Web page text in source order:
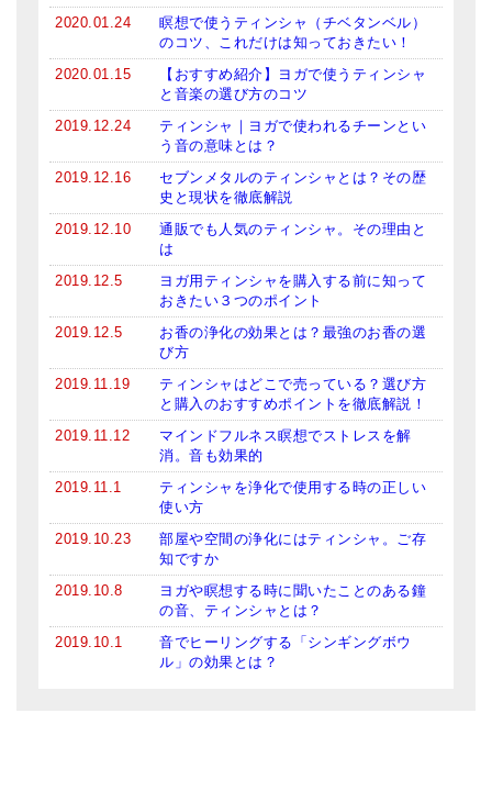
2020.01.24
瞑想で使うティンシャ（チベタンベル）
のコツ、これだけは知っておきたい！
2020.01.15
【おすすめ紹介】ヨガで使うティンシャ
と音楽の選び方のコツ
2019.12.24
ティンシャ｜ヨガで使われるチーンとい
う音の意味とは？
2019.12.16
セブンメタルのティンシャとは？その歴
史と現状を徹底解説
2019.12.10
通販でも人気のティンシャ。その理由と
は
2019.12.5
ヨガ用ティンシャを購入する前に知って
おきたい３つのポイント
2019.12.5
お香の浄化の効果とは？最強のお香の選
び方
2019.11.19
ティンシャはどこで売っている？選び方
と購入のおすすめポイントを徹底解説！
2019.11.12
マインドフルネス瞑想でストレスを解
消。音も効果的
2019.11.1
ティンシャを浄化で使用する時の正しい
使い方
2019.10.23
部屋や空間の浄化にはティンシャ。ご存
知ですか
2019.10.8
ヨガや瞑想する時に聞いたことのある鐘
の音、ティンシャとは？
2019.10.1
音でヒーリングする「シンギングボウ
ル」の効果とは？